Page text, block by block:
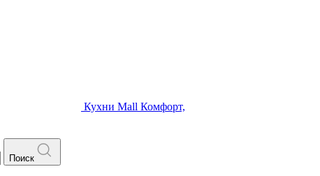
Кухни Mall Комфорт,
Поиск